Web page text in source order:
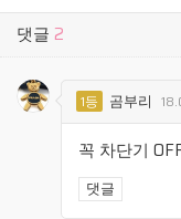
댓글 2
1등 곰부리
꼭 차단기
댓글